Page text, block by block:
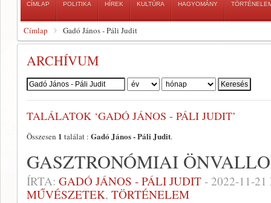
CÍMLAP POLITIKA HÍREK KULTÚRA HAGYOMÁNY
Címlap Gadó János - Páli Judit
ARCHÍVUM
Szerző:
TALÁLATOK ‘GADÓ JÁNOS - PÁLI JUDIT’
Összesen 1 találat : Gadó János - Páli Judit.
GASZTRONÓMIAI
ÍRTA: GADÓ JÁNOS - PÁLI JUDIT - 2022-11-21
MŰVÉSZETEK, TÖRTÉNELEM